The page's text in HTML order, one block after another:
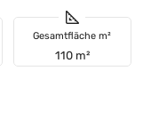
Gesamtfläche m²
110 m²